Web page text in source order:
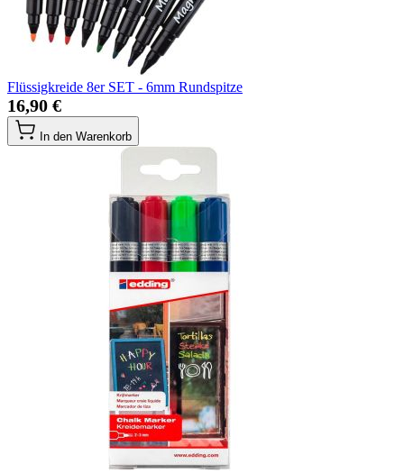
Flüssigkreide 8er SET - 6mm Rundspitze
16,90 €
In den Warenkorb